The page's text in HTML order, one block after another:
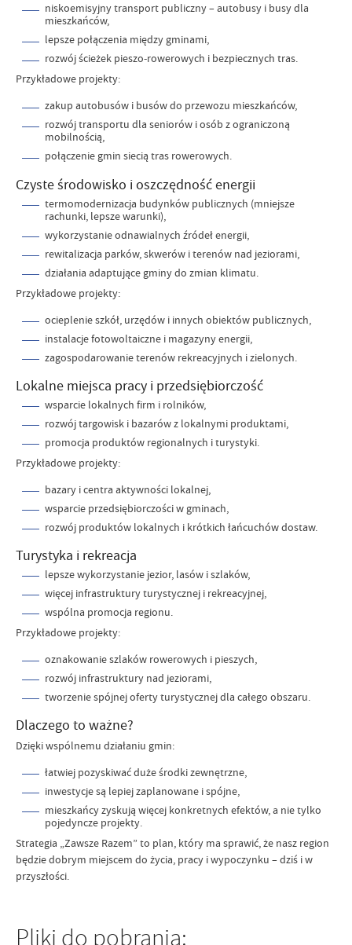
niskoemisyjny transport publiczny – autobusy i busy dla
mieszkańców,
lepsze połączenia między gminami,
rozwój ścieżek pieszo‑rowerowych i bezpiecznych tras.
Przykładowe projekty:
zakup autobusów i busów do przewozu mieszkańców,
rozwój transportu dla seniorów i osób z ograniczoną
mobilnością,
połączenie gmin siecią tras rowerowych.
Czyste środowisko i oszczędność energii
termomodernizacja budynków publicznych (mniejsze
rachunki, lepsze warunki),
wykorzystanie odnawialnych źródeł energii,
rewitalizacja parków, skwerów i terenów nad jeziorami,
działania adaptujące gminy do zmian klimatu.
Przykładowe projekty:
ocieplenie szkół, urzędów i innych obiektów publicznych,
instalacje fotowoltaiczne i magazyny energii,
zagospodarowanie terenów rekreacyjnych i zielonych.
Lokalne miejsca pracy i przedsiębiorczość
wsparcie lokalnych firm i rolników,
rozwój targowisk i bazarów z lokalnymi produktami,
promocja produktów regionalnych i turystyki.
Przykładowe projekty:
bazary i centra aktywności lokalnej,
wsparcie przedsiębiorczości w gminach,
rozwój produktów lokalnych i krótkich łańcuchów dostaw.
Turystyka i rekreacja
lepsze wykorzystanie jezior, lasów i szlaków,
więcej infrastruktury turystycznej i rekreacyjnej,
wspólna promocja regionu.
Przykładowe projekty:
oznakowanie szlaków rowerowych i pieszych,
rozwój infrastruktury nad jeziorami,
tworzenie spójnej oferty turystycznej dla całego obszaru.
Dlaczego to ważne?
Dzięki wspólnemu działaniu gmin:
łatwiej pozyskiwać duże środki zewnętrzne,
inwestycje są lepiej zaplanowane i spójne,
mieszkańcy zyskują więcej konkretnych efektów, a nie tylko
pojedyncze projekty.
Strategia „Zawsze Razem” to plan, który ma sprawić, że nasz region
będzie dobrym miejscem do życia, pracy i wypoczynku – dziś i w
przyszłości.
Pliki do pobrania: